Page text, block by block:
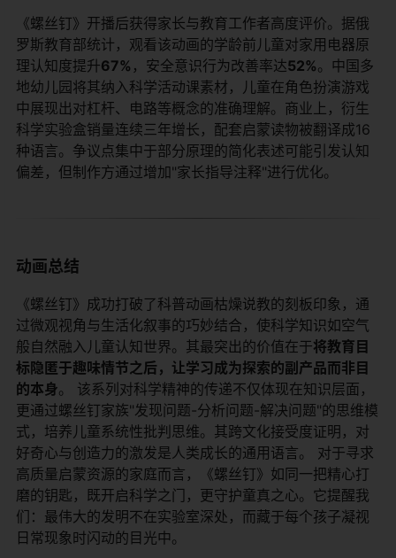
《螺丝钉》开播后获得家长与教育工作者高度评价。据俄
罗斯教育部统计，观看该动画的学龄前儿童对家用电器原
理认知度提升​​67%​ ​，安全意识行为改善率达​​52%​​。中国多
地幼儿园将其纳入科学活动课素材，儿童在角色扮演游戏
中展现出对杠杆、电路等概念的准确理解。商业上，衍生
科学实验盒销量连续三年增长，配套启蒙读物被翻译成16
种语言。争议点集中于部分原理的简化表述可能引发认知
偏差，但制作方通过增加"家长指导注释"进行优化。
动画总结
《螺丝钉》成功打破了科普动画枯燥说教的刻板印象，通
过微观视角与生活化叙事的巧妙结合，使科学知识如空气
般自然融入儿童认知世界。其最突出的价值在于​​将教育目
标隐匿于趣味情节之后，让学习成为探索的副产品而非目
的本身​​。 该系列对科学精神的传递不仅体现在知识层面，
更通过螺丝钉家族"发现问题-分析问题-解决问题"的思维模
式，培养儿童系统性批判思维。其跨文化接受度证明，对
好奇心与创造力的激发是人类成长的通用语言。 对于寻求
高质量启蒙资源的家庭而言，《螺丝钉》如同一把精心打
磨的钥匙，既开启科学之门，更守护童真之心。它提醒我
们：最伟大的发明不在实验室深处，而藏于每个孩子凝视
日常现象时闪动的目光中。